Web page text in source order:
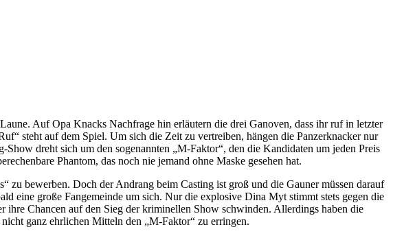
Auf Opa Knacks Nachfrage hin erläutern die drei Ganoven, dass ihr ruf in letzter
steht auf dem Spiel. Um sich die Zeit zu vertreiben, hängen die Panzerknacker nur
dreht sich um den sogenannten „M-Faktor“, den die Kandidaten um jeden Preis
Phantom, das noch nie jemand ohne Maske gesehen hat.
bewerben. Doch der Andrang beim Casting ist groß und die Gauner müssen darauf
eine große Fangemeinde um sich. Nur die explosive Dina Myt stimmt stets gegen die
ihre Chancen auf den Sieg der kriminellen Show schwinden. Allerdings haben die
ganz ehrlichen Mitteln den „M-Faktor“ zu erringen.